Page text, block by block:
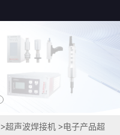
>超声波焊接机 >电子产品超